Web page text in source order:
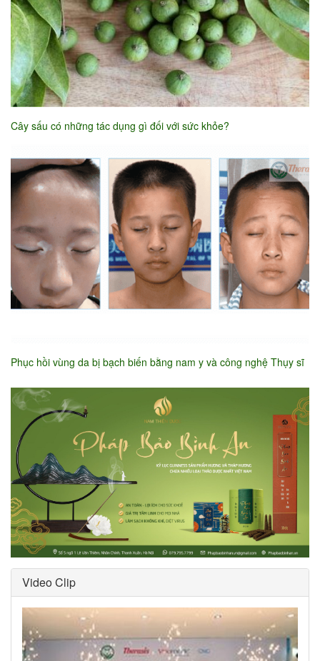
Cây sấu có những tác dụng gì đối với sức khỏe?
Phục hồi vùng da bị bạch biến bằng nam y và công nghệ Thụy sĩ
Video Clip